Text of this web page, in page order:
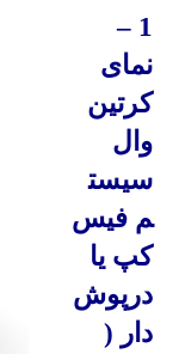
1 –
نمای
کرتین
وال
سیست
مفیس
کپیا
درپوش
دار (